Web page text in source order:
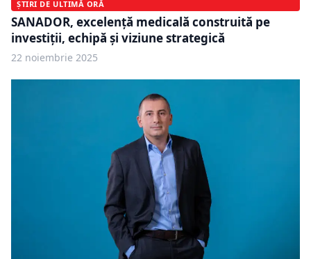
ȘTIRI DE ULTIMĂ ORĂ
SANADOR, excelență medicală construită pe
investiții, echipă și viziune strategică
22 noiembrie 2025